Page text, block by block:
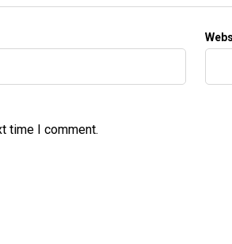
time I comment.